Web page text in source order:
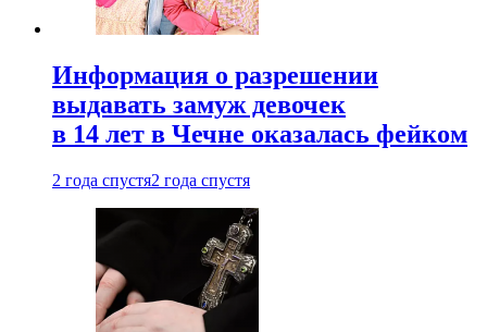
Информация о разрешении
выдавать замуж девочек
в 14 лет в Чечне оказалась фейком
2 года спустя2 года спустя